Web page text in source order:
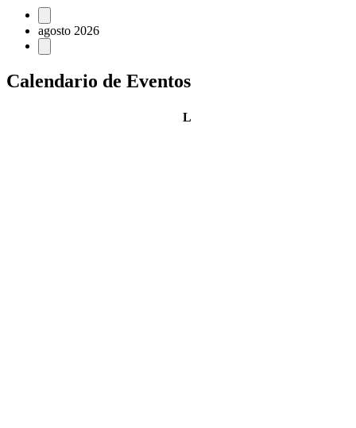
Eventos
agosto 2026
Calendario de Eventos
Llunes